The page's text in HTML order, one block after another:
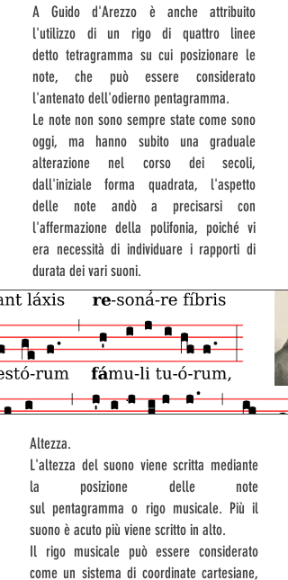
A Guido d'Arezzo è anche attribuito
l'utilizzo di un rigo di quattro linee
detto tetragramma su cui posizionare le
note, che può essere considerato
l'antenato dell'odierno pentagramma.
Le note non sono sempre state come sono
oggi, ma hanno subito una graduale
alterazione nel corso dei secoli,
dall'iniziale forma quadrata, l'aspetto
delle note andò a precisarsi con
l'affermazione della polifonia, poiché vi
era necessità di individuare i rapporti di
durata dei vari suoni.
Altezza.
L'altezza del suono viene scritta mediante
la posizione delle note
sul pentagramma o rigo musicale. Più il
suono è acuto più viene scritto in alto.
Il rigo musicale può essere considerato
come un sistema di coordinate cartesiane,